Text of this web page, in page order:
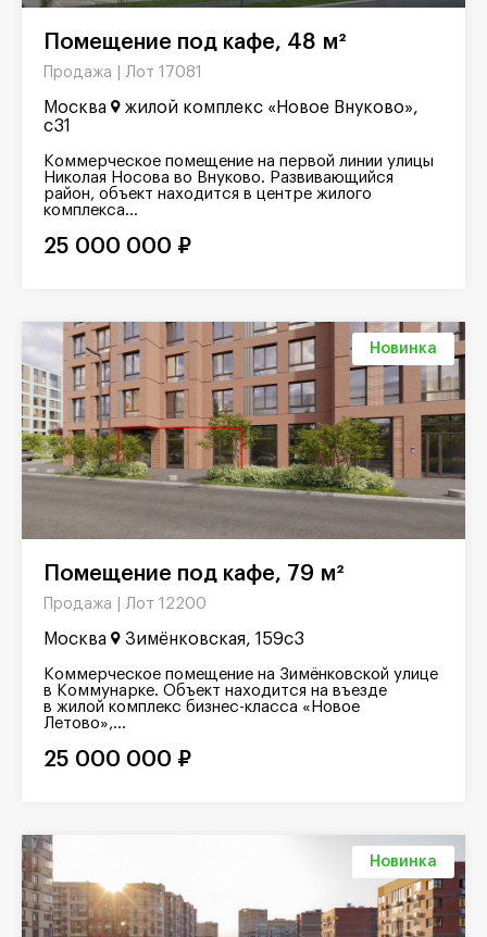
Помещение под кафе, 48 м²
Продажа | Лот 17081
Москва
жилой комплекс «Новое Внуково»,
с31
Коммерческое помещение на первой линии улицы
Николая Носова во Внуково. Развивающийся
район, объект находится в центре жилого
комплекса...
25 000 000 ₽
Новинка
Помещение под кафе, 79 м²
Продажа | Лот 12200
Москва Зимёнковская, 159с3
Коммерческое помещение на Зимёнковской улице
в Коммунарке. Объект находится на въезде
в жилой комплекс бизнес-класса «Новое
Летово»,...
25 000 000 ₽
Новинка